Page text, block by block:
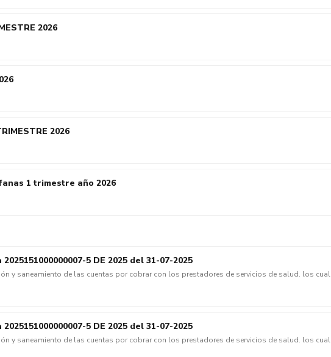
2026
2026
1 trimestre año 2026
5 DE 2025 del 31-07-2025
y saneamiento de las cuentas por cobrar con los prestadores de servicios de salud. los
2025151000000007-5 DE 2025 del 31-07-2025, Seguimiento al proceso de conciliación,
de Pago (ERP) y las Entidades Beneficiarias de Pago (EBP).
5 DE 2025 del 31-07-2025
y saneamiento de las cuentas por cobrar con los prestadores de servicios de salud. los
2025151000000007-5 DE 2025 del 31-07-2025, Seguimiento al proceso de conciliación,